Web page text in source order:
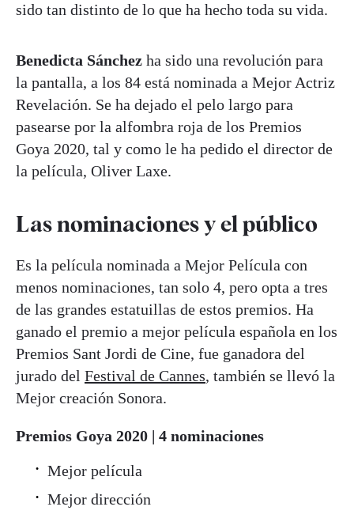
sido tan distinto de lo que ha hecho toda su vida.
Benedicta Sánchez ha sido una revolución para
la pantalla, a los 84 está nominada a Mejor Actriz
Revelación. Se ha dejado el pelo largo para
pasearse por la alfombra roja de los Premios
Goya 2020, tal y como le ha pedido el director de
la película, Oliver Laxe.
Las nominaciones y el público
Es la película nominada a Mejor Película con
menos nominaciones, tan solo 4, pero opta a tres
de las grandes estatuillas de estos premios. Ha
ganado el premio a mejor película española en los
Premios Sant Jordi de Cine, fue ganadora del
jurado del Festival de Cannes, también se llevó la
Mejor creación Sonora.
Premios Goya 2020 | 4 nominaciones
Mejor película
Mejor dirección